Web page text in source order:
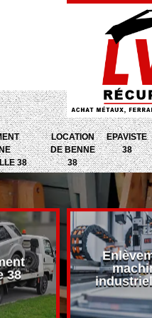
38
LOCATION
DE BENNE
38
EPAVISTE
38
38